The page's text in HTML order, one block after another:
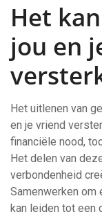
Het
jou en
Het uitlenen van
en je vriend
financiële nood,
Het delen van
verbondenheid
Samenwerken om
kan leiden tot een